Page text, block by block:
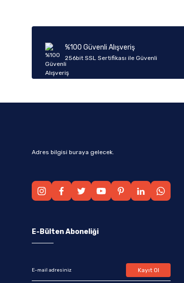
Ürün fiyatı diğer sitelerden daha pahalı.
Bu ürüne benzer farklı alternatifler olmalı.
%100 Güvenli Alışveriş
256bit SSL Sertifikası ile Güvenli
Adres bilgisi buraya gelecek.
E-Bülten Aboneliği
Kayıt Ol